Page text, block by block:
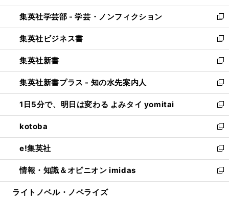
開
く
ウ
で
開
く
ン
ド
ウ
で
開
く
ウ
ィ
ン
ド
ウ
で
開
く
集英社学芸部 - 学芸・ノンフィクション
新
し
い
ウ
ィ
ン
ド
ウ
で
開
く
集英社ビジネス書
新
し
い
ウ
ィ
ン
ド
ウ
で
開
く
集英社新書
新
し
い
ウ
ィ
ン
ド
ウ
で
開
く
集英社新書プラス - 知の水先案内人
新
し
い
ウ
ィ
ン
ド
ウ
で
開
1日5分で、明日は変わる よみタイ yomitai
新
し
い
ウ
ィ
ン
ド
ウ
kotoba
新
し
い
ウ
ィ
ン
e!集英社
新
し
い
ウ
情報・知識＆オピニオン imidas
新
し
ライトノベル・ノベライズ